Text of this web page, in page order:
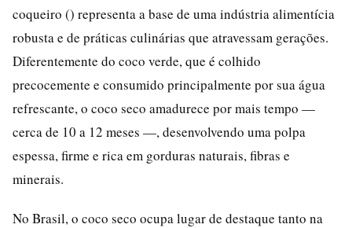
coqueiro () representa a base de uma indústria alimentícia
robusta e de práticas culinárias que atravessam gerações.
Diferentemente do coco verde, que é colhido
precocemente e consumido principalmente por sua água
refrescante, o coco seco amadurece por mais tempo —
cerca de 10 a 12 meses —, desenvolvendo uma polpa
espessa, firme e rica em gorduras naturais, fibras e
minerais.
No Brasil, o coco seco ocupa lugar de destaque tanto na